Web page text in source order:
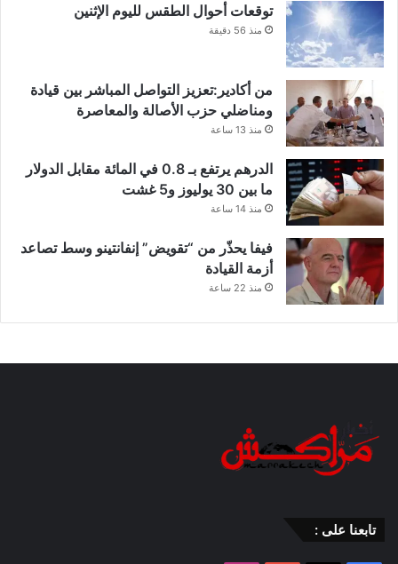
توقعات أحوال الطقس لليوم الإثنين
منذ 56 دقيقة
من أكادير:تعزيز التواصل المباشر بين قيادة
ومناضلي حزب الأصالة والمعاصرة
منذ 13 ساعة
الدرهم يرتفع بـ 0.8 في المائة مقابل الدولار
ما بين 30 يوليوز و5 غشت
منذ 14 ساعة
فيفا يحذّر من “تقويض” إنفانتينو وسط تصاعد
أزمة القيادة
منذ 22 ساعة
تابعنا على :